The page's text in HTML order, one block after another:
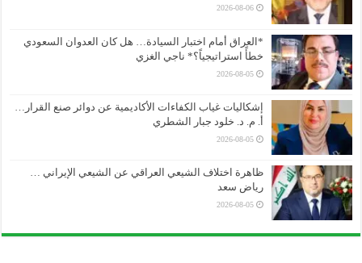
2026-08-06
*العراق أمام اختبار السيادة… هل كان العدوان السعودي
خطأً استراتيجياً؟* ناجي الغزي
2026-08-05
إشكاليات غياب الكفاءات الأكاديمية عن دوائر صنع القرار…
أ. م. د. خلود جبار الشطري
2026-08-05
ظاهرة اختلاف الشيعي العراقي عن الشيعي الإيراني …
رياض سعد
2026-08-05